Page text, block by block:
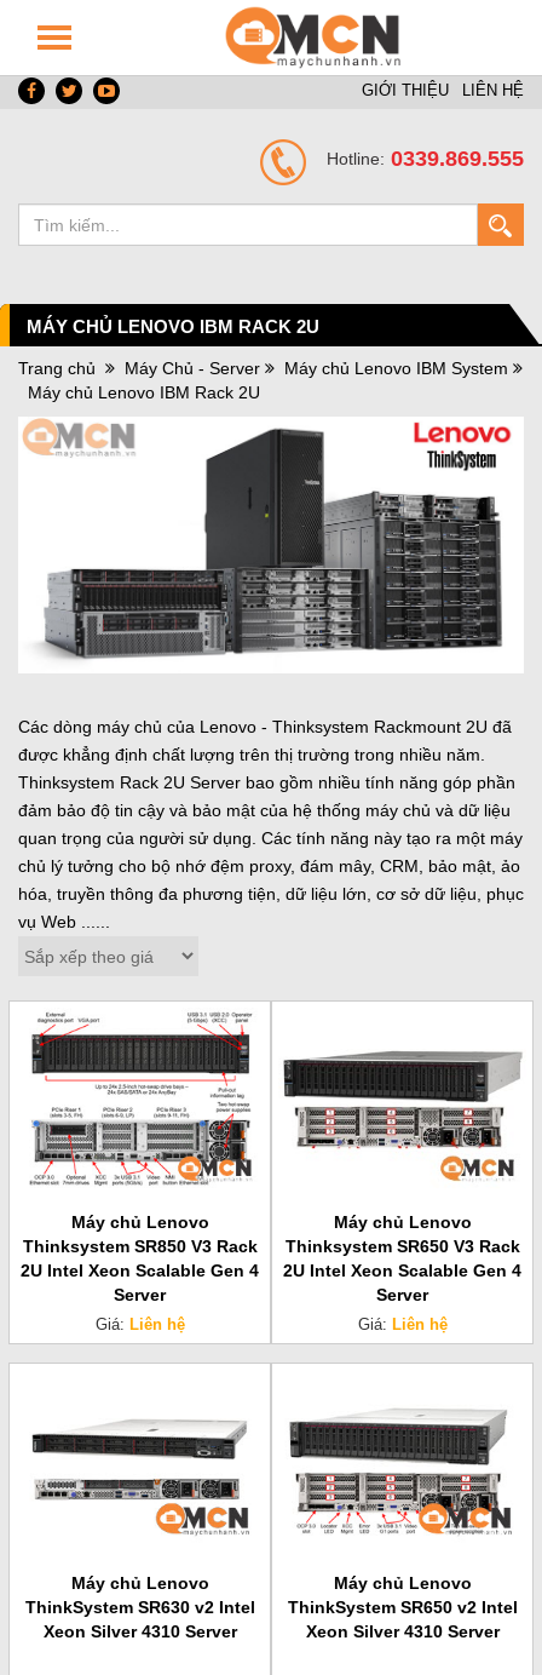
GIỚI THIỆU LIÊN HỆ
Hotline: 0339.869.555
MÁY CHỦ LENOVO IBM RACK 2U
Trang chủ Máy Chủ - Server
Máy chủ Lenovo IBM System
Máy chủ Lenovo IBM Rack 2U
Các dòng máy chủ của Lenovo - Thinksystem Rackmount 2U đã
được khẳng định chất lượng trên thị trường trong nhiều năm.
Thinksystem Rack 2U Server bao gồm nhiều tính năng góp phần
đảm bảo độ tin cậy và bảo mật của hệ thống máy chủ và dữ liệu
quan trọng của người sử dụng. Các tính năng này tạo ra một máy
chủ lý tưởng cho bộ nhớ đệm proxy, đám mây, CRM, bảo mật, ảo
hóa, truyền thông đa phương tiện, dữ liệu lớn, cơ sở dữ liệu, phục
vụ Web ......
Máy chủ Lenovo
Thinksystem SR850 V3 Rack
2U Intel Xeon Scalable Gen 4
Server
Giá: Liên hệ
Máy chủ Lenovo
Thinksystem SR650 V3 Rack
2U Intel Xeon Scalable Gen 4
Server
Giá: Liên hệ
Máy chủ Lenovo
ThinkSystem SR630 v2 Intel
Xeon Silver 4310 Server
Máy chủ Lenovo
ThinkSystem SR650 v2 Intel
Xeon Silver 4310 Server